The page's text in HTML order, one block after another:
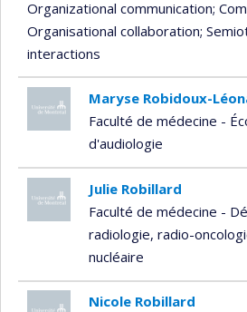
Organizational communication;
Organisational collaboration;
interactions
Maryse Robidoux-
Faculté de médecine -
d'audiologie
Julie Robillard
Faculté de médecine -
radiologie, radio-
nucléaire
Nicole Robillard